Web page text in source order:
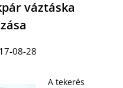
váztáska
08-28
A tekerés